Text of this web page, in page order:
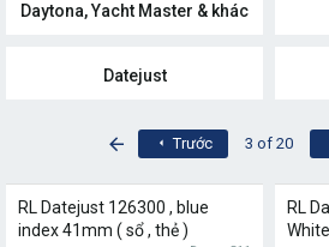
Daytona, Yacht Master & khác
Datejust
Trước 3 of 20
RL Datejust 126300 , blue
index 41mm ( sổ , thẻ )
RL